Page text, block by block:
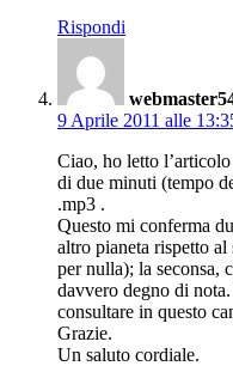
Rispondi
9 Aprile 2011 alle
Ciao, ho letto
di due minuti (tempo
.mp3 .
Questo mi conferma
altro pianeta rispetto
per nulla); la seconsa,
davvero degno di
consultare in questo
Grazie.
Un saluto cordiale.